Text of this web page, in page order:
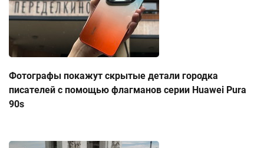
Фотографы покажут скрытые детали городка
писателей с помощью флагманов серии Huawei Pura
90s